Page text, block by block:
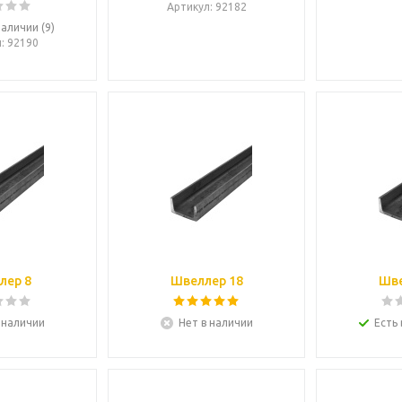
(9)
: 92190
Артикул: 92182
Швеллер 8 Швеллер 18
Нет в наличии Есть